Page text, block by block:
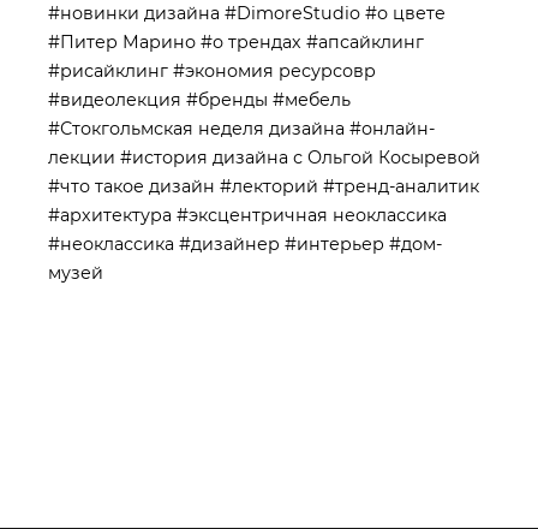
#новинки дизайна #DimoreStudio #о цвете
#Питер Марино #о трендах #апсайклинг
#рисайклинг #экономия ресурсовр
#видеолекция #бренды #мебель
#Стокгольмская неделя дизайна #онлайн-
лекции #история дизайна с Ольгой Косыревой
#что такое дизайн #лекторий #тренд-аналитик
#архитектура #эксцентричная неоклассика
#неоклассика #дизайнер #интерьер #дом-
музей